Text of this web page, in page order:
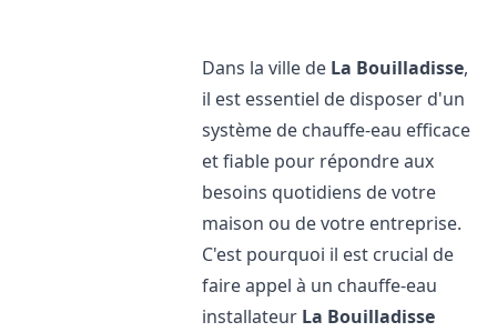
Dans la ville de La Bouilladisse,
il est essentiel de disposer d'un
système de chauffe-eau efficace
et fiable pour répondre aux
besoins quotidiens de votre
maison ou de votre entreprise.
C'est pourquoi il est crucial de
faire appel à un chauffe-eau
installateur La Bouilladisse